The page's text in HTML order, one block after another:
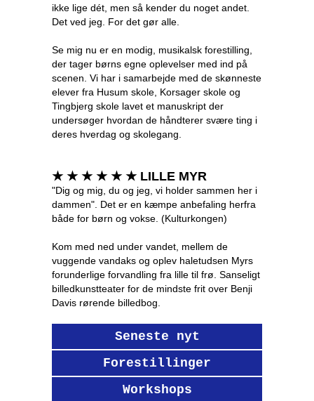
ikke lige dét, men så kender du noget andet.
Det ved jeg. For det gør alle.
Se mig nu er en modig, musikalsk forestilling,
der tager børns egne oplevelser med ind på
scenen. Vi har i samarbejde med de skønneste
elever fra Husum skole, Korsager skole og
Tingbjerg skole lavet et manuskript der
undersøger hvordan de håndterer svære ting i
deres hverdag og skolegang.
★ ★ ★ ★ ★ ★ LILLE MYR
"Dig og mig, du og jeg, vi holder sammen her i
dammen". Det er en kæmpe anbefaling herfra
både for børn og vokse. (Kulturkongen)
Kom med ned under vandet, mellem de
vuggende vandaks og oplev haletudsen Myrs
forunderlige forvandling fra lille til frø. Sanseligt
billedkunstteater for de mindste frit over Benji
Davis rørende billedbog.
Seneste nyt
Forestillinger
Workshops